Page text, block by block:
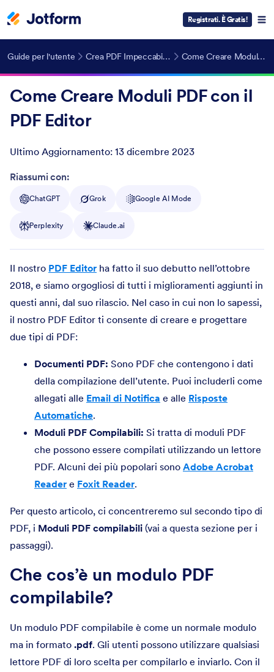
Registrati. È Gratis!
Guide per l'utente Crea PDF Impeccabili in modo Automatico Come Creare Moduli PDF con il PDF Editor
Come Creare Moduli PDF con il
PDF Editor
Ultimo Aggiornamento: 13 dicembre 2023
Post ID
Riassumi con:
ChatGPT Grok Google AI Mode
Perplexity Claude.ai
Il nostro PDF Editor ha fatto il suo debutto nell’ottobre
2018, e siamo orgogliosi di tutti i miglioramenti aggiunti in
questi anni, dal suo rilascio. Nel caso in cui non lo sapessi,
il nostro PDF Editor ti consente di creare e progettare
due tipi di PDF:
Documenti PDF: Sono PDF che contengono i dati
della compilazione dell’utente. Puoi includerli come
allegati alle Email di Notifica e alle Risposte
Automatiche.
Moduli PDF Compilabili: Si tratta di moduli PDF
che possono essere compilati utilizzando un lettore
PDF. Alcuni dei più popolari sono Adobe Acrobat
Reader e Foxit Reader.
Per questo articolo, ci concentreremo sul secondo tipo di
PDF, i Moduli PDF compilabili (vai a questa sezione per i
passaggi).
Che cos’è un modulo PDF
compilabile?
Un modulo PDF compilabile è come un normale modulo
ma in formato .pdf. Gli utenti possono utilizzare qualsiasi
lettore PDF di loro scelta per compilarlo e inviarlo. Con il